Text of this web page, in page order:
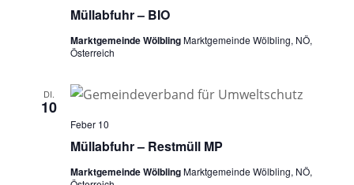
Müllabfuhr – BIO
Marktgemeinde WölblingMarktgemeinde Wölbling, NÖ,
Österreich
DI.
10
Müllabfuhr – Restmüll MP
Feber 10
Marktgemeinde WölblingMarktgemeinde Wölbling, NÖ,